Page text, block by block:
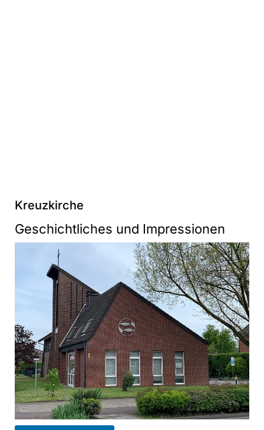
Kreuzkirche
Geschichtliches und Impressionen